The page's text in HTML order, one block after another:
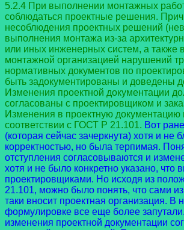
5.2.4 При выполнении монтажных
соблюдаться проектные решения.
несоблюдения проектных решений
выполнения монтажа из-за
или иных инженерных систем, а также
монтажной организацией нарушений
нормативных документов по
быть задокументированы и доведены
Изменения проектной документации
согласованы с проектировщиком и
Изменения в проектную документацию
соответствии с ГОСТ Р 21.101. Вот
(которая сейчас зачеркнута) хотя и не
корректностью, но была терпимая.
отступления согласовываются и
хотя и не было конкретно указано, что
проектировщиками. Но исходя из
21.101, можно было понять, что сами
таки вносит проектная организация. В
формулировке все еще более
изменения проектной документации